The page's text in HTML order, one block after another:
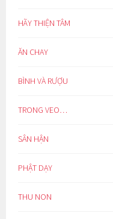
HÃY THIỆN TÂM
ĂN CHAY
BÌNH VÀ RƯỢU
TRONG VEO…
SÂN HẬN
PHẬT DẠY
THU NON